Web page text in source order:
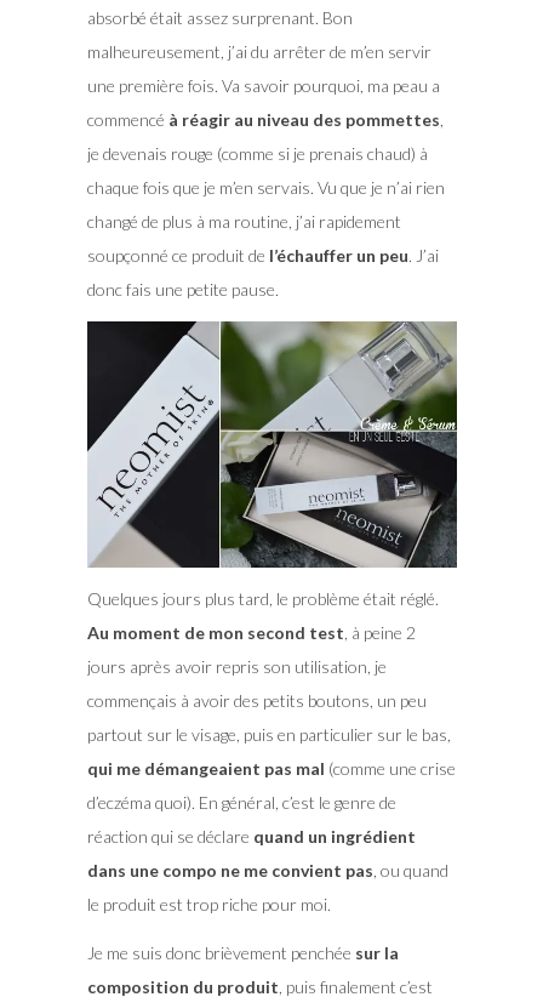
absorbé était assez surprenant. Bon
malheureusement, j’ai du arrêter de m’en servir
une première fois. Va savoir pourquoi, ma peau a
commencé à réagir au niveau des pommettes
je devenais rouge (comme si je prenais chaud) à
chaque fois que je m’en servais. Vu que je n’ai rien
changé de plus à ma routine, j’ai rapidement
soupçonné ce produit de l’échauffer un peu. J’ai
donc fais une petite pause.
Quelques jours plus tard, le problème était réglé.
Au moment de mon second test , à peine 2
jours après avoir repris son utilisation, je
commençais à avoir des petits boutons, un peu
partout sur le visage, puis en particulier sur le bas,
qui me démangeaient pas mal (comme une crise
d’eczéma quoi). En général, c’est le genre de
réaction qui se déclare quand un ingrédient
dans une compo ne me convient pas , ou quand
le produit est trop riche pour moi.
Je me suis donc brièvement penchée sur la
composition du produit , puis finalement c’est